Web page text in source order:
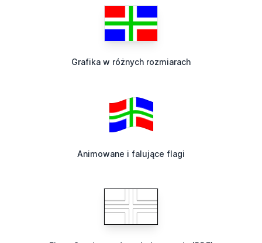
Grafika w różnych rozmiarach
Animowane i falujące flagi